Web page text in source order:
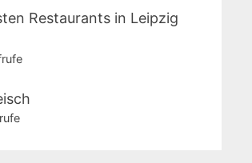
Restaurants in Leipzig